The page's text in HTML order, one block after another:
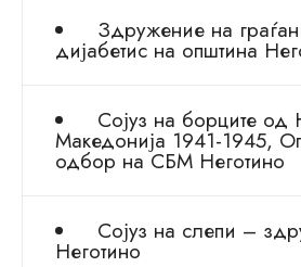
Здружение на
дијабетис на општина
Сојуз на борците
Македонија 1941-1945,
одбор на СБМ Неготино
Сојуз на слепи –
Неготино